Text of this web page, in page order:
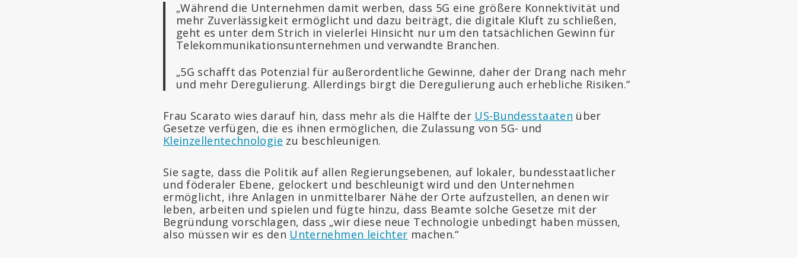
„Während die Unternehmen damit werben, dass 5G eine größere Konnektivität und
mehr Zuverlässigkeit ermöglicht und dazu beiträgt, die digitale Kluft zu schließen,
geht es unter dem Strich in vielerlei Hinsicht nur um den tatsächlichen Gewinn für
Telekommunikationsunternehmen und verwandte Branchen.
„5G schafft das Potenzial für außerordentliche Gewinne, daher der Drang nach mehr
und mehr Deregulierung. Allerdings birgt die Deregulierung auch erhebliche Risiken.“
Frau Scarato wies darauf hin, dass mehr als die Hälfte der US-Bundesstaaten über
Gesetze verfügen, die es ihnen ermöglichen, die Zulassung von 5G- und
Kleinzellentechnologie zu beschleunigen.
Sie sagte, dass die Politik auf allen Regierungsebenen, auf lokaler, bundesstaatlicher
und föderaler Ebene, gelockert und beschleunigt wird und den Unternehmen
ermöglicht, ihre Anlagen in unmittelbarer Nähe der Orte aufzustellen, an denen wir
leben, arbeiten und spielen und fügte hinzu, dass Beamte solche Gesetze mit der
Begründung vorschlagen, dass „wir diese neue Technologie unbedingt haben müssen,
also müssen wir es den Unternehmen leichter machen.“